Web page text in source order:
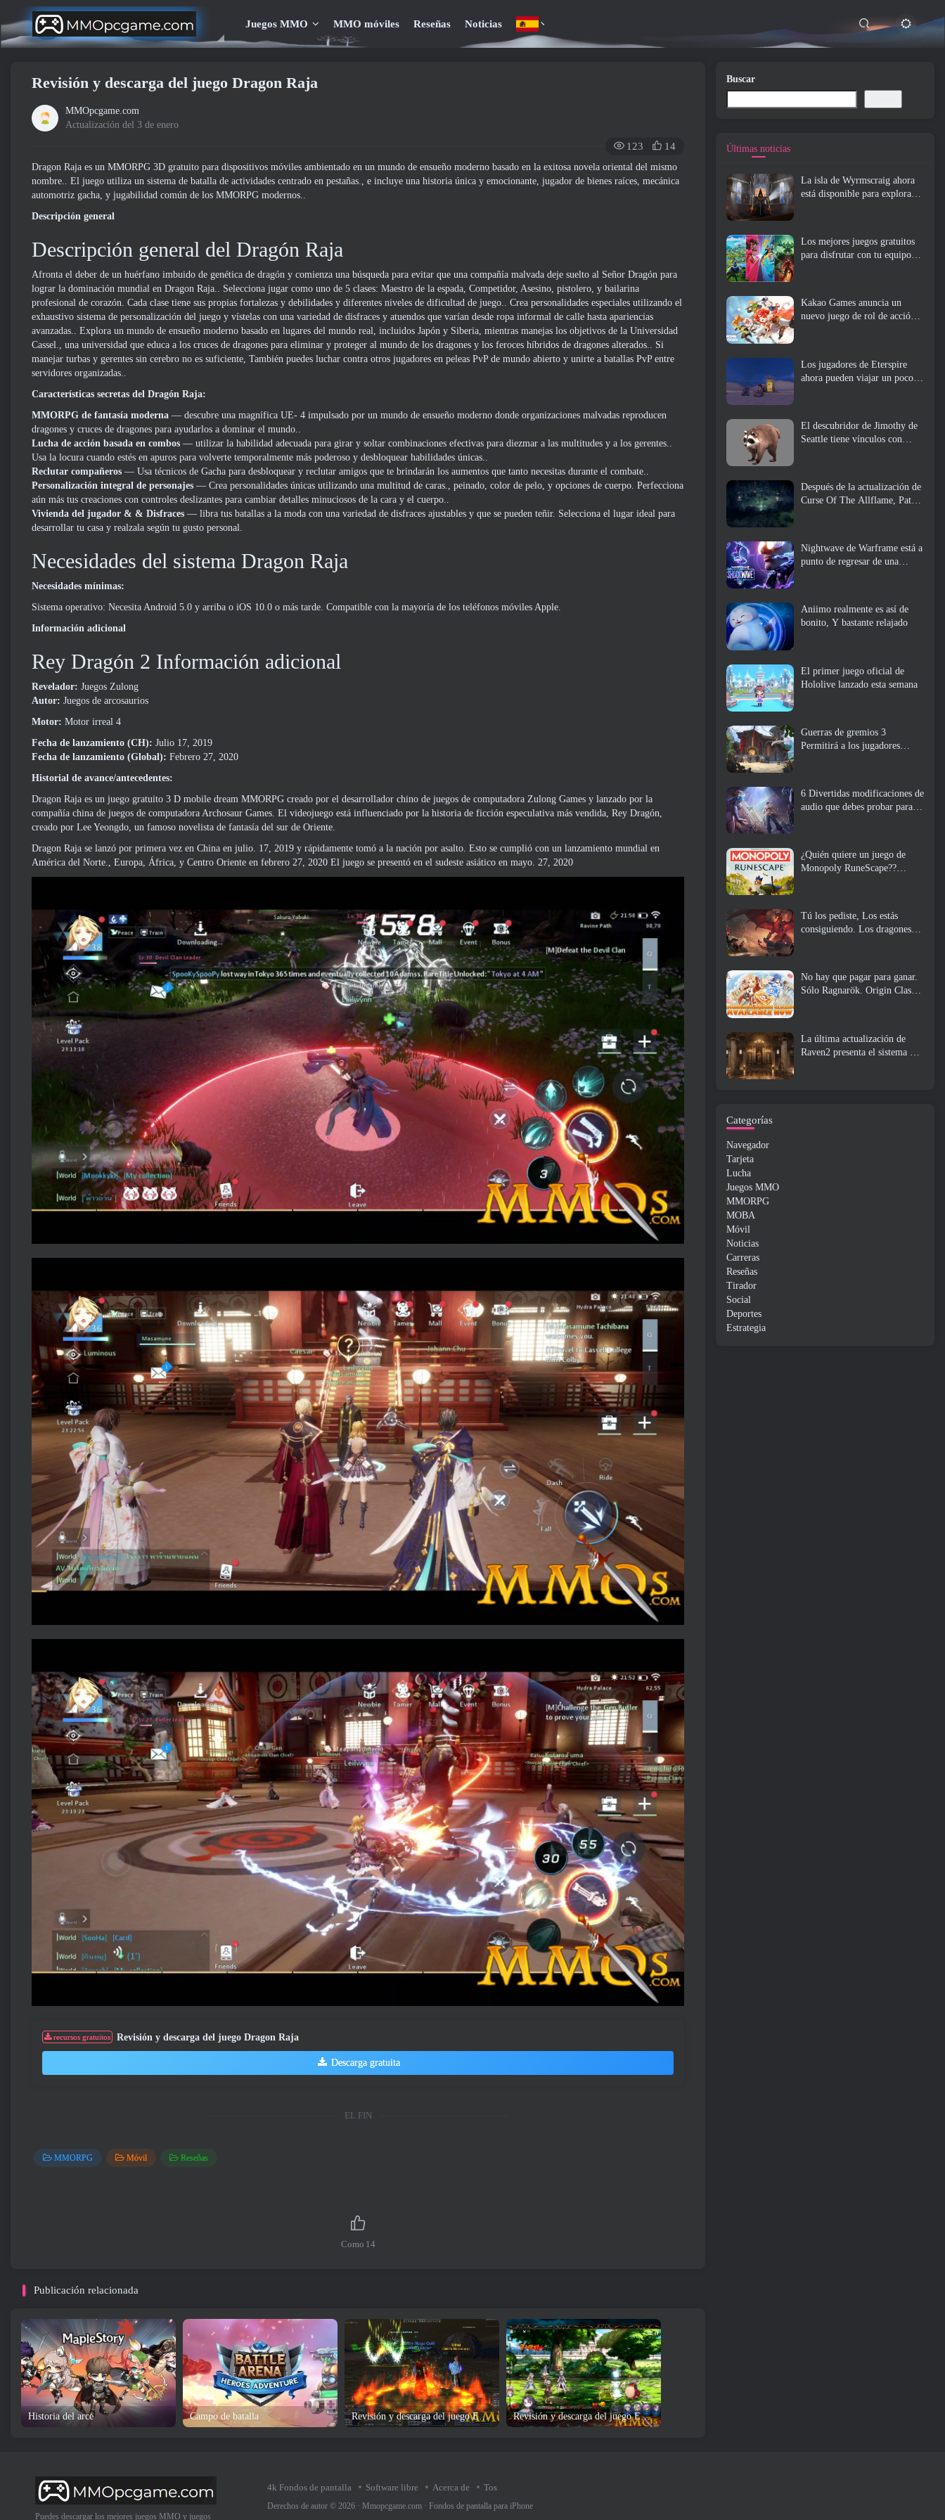
Juegos MMO MMO móviles Reseñas Noticias
Revisión y descarga del juego Dragon Raja
MMOpcgame.com
Actualización del 3 de enero
123 14
Dragon Raja es un MMORPG 3D gratuito para dispositivos móviles ambientado en un mundo de ensueño moderno basado en la exitosa novela oriental del mismo
nombre.. El juego utiliza un sistema de batalla de actividades centrado en pestañas., e incluye una historia única y emocionante, jugador de bienes raíces, mecánica
automotriz gacha, y jugabilidad común de los MMORPG modernos..
Descripción general
Descripción general del Dragón Raja
Afronta el deber de un huérfano imbuido de genética de dragón y comienza una búsqueda para evitar que una compañía malvada deje suelto al Señor Dragón para
lograr la dominación mundial en Dragon Raja.. Selecciona jugar como uno de 5 clases: Maestro de la espada, Competidor, Asesino, pistolero, y bailarina
profesional de corazón. Cada clase tiene sus propias fortalezas y debilidades y diferentes niveles de dificultad de juego.. Crea personalidades especiales utilizando el
exhaustivo sistema de personalización del juego y vístelas con una variedad de disfraces y atuendos que varían desde ropa informal de calle hasta apariencias
avanzadas.. Explora un mundo de ensueño moderno basado en lugares del mundo real, incluidos Japón y Siberia, mientras manejas los objetivos de la Universidad
Cassel., una universidad que educa a los cruces de dragones para eliminar y proteger al mundo de los dragones y los feroces híbridos de dragones alterados.. Si
manejar turbas y gerentes sin cerebro no es suficiente, También puedes luchar contra otros jugadores en peleas PvP de mundo abierto y unirte a batallas PvP entre
servidores organizadas..
Características secretas del Dragón Raja:
MMORPG de fantasía moderna — descubre una magnífica UE- 4 impulsado por un mundo de ensueño moderno donde organizaciones malvadas reproducen
dragones y cruces de dragones para ayudarlos a dominar el mundo..
Lucha de acción basada en combos — utilizar la habilidad adecuada para girar y soltar combinaciones efectivas para diezmar a las multitudes y a los gerentes..
Usa la locura cuando estés en apuros para volverte temporalmente más poderoso y desbloquear habilidades únicas..
Reclutar compañeros — Usa técnicos de Gacha para desbloquear y reclutar amigos que te brindarán los aumentos que tanto necesitas durante el combate..
Personalización integral de personajes — Crea personalidades únicas utilizando una multitud de caras., peinado, color de pelo, y opciones de cuerpo. Perfecciona
aún más tus creaciones con controles deslizantes para cambiar detalles minuciosos de la cara y el cuerpo..
Vivienda del jugador & & Disfraces — libra tus batallas a la moda con una variedad de disfraces ajustables y que se pueden teñir. Selecciona el lugar ideal para
desarrollar tu casa y realzala según tu gusto personal.
Necesidades del sistema Dragon Raja
Necesidades mínimas:
Sistema operativo: Necesita Android 5.0 y arriba o iOS 10.0 o más tarde. Compatible con la mayoría de los teléfonos móviles Apple.
Información adicional
Rey Dragón 2 Información adicional
Revelador: Juegos Zulong
Autor: Juegos de arcosaurios
Motor: Motor irreal 4
Fecha de lanzamiento (CH): Julio 17, 2019
Fecha de lanzamiento (Global): Febrero 27, 2020
Historial de avance/antecedentes:
Dragon Raja es un juego gratuito 3 D mobile dream MMORPG creado por el desarrollador chino de juegos de computadora Zulong Games y lanzado por la
compañía china de juegos de computadora Archosaur Games. El videojuego está influenciado por la historia de ficción especulativa más vendida, Rey Dragón,
creado por Lee Yeongdo, un famoso novelista de fantasía del sur de Oriente.
Dragon Raja se lanzó por primera vez en China en julio. 17, 2019 y rápidamente tomó a la nación por asalto. Esto se cumplió con un lanzamiento mundial en
América del Norte., Europa, África, y Centro Oriente en febrero 27, 2020 El juego se presentó en el sudeste asiático en mayo. 27, 2020
recursos gratuitos Revisión y descarga del juego Dragon Raja
Descarga gratuita
EL FIN
MMORPG Móvil Reseñas
Como 14
Publicación relacionada
Historia del arce Campo de batalla Revisión y descarga del juego EverQuest Revisión y descarga del juego Epic Seven
Buscar
Últimas noticias
La isla de Wyrmscraig ahora
está disponible para explorar
Los mejores juegos gratuitos
para disfrutar con tu equipo
Kakao Games anuncia un
nuevo juego de rol de acción,
Los jugadores de Eterspire
ahora pueden viajar un poco
El descubridor de Jimothy de
Seattle tiene vínculos con
Después de la actualización de
Curse Of The Allflame, Path
Nightwave de Warframe está a
punto de regresar de una
Aniimo realmente es así de
bonito, Y bastante relajado
El primer juego oficial de
Hololive lanzado esta semana
Guerras de gremios 3
Permitirá a los jugadores
6 Divertidas modificaciones de
audio que debes probar para
¿Quién quiere un juego de
Monopoly RuneScape??
Tú los pediste, Los estás
consiguiendo. Los dragones
No hay que pagar para ganar.
Sólo Ragnarök. Origin Classic
La última actualización de
Raven2 presenta el sistema de
Categorías
Navegador
Tarjeta
Lucha
Juegos MMO
MMORPG
MOBA
Móvil
Noticias
Carreras
Reseñas
Tirador
Social
Deportes
Estrategia
Puedes descargar los mejores juegos MMO y juegos
4k Fondos de pantalla Software libre Acerca de Tos
Derechos de autor © 2026 · Mmopcgame.com · Fondos de pantalla para iPhone